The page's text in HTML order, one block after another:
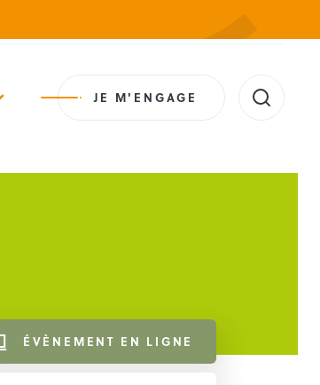
JE M'ENGAGE
ÉVÈNEMENT EN LIGNE